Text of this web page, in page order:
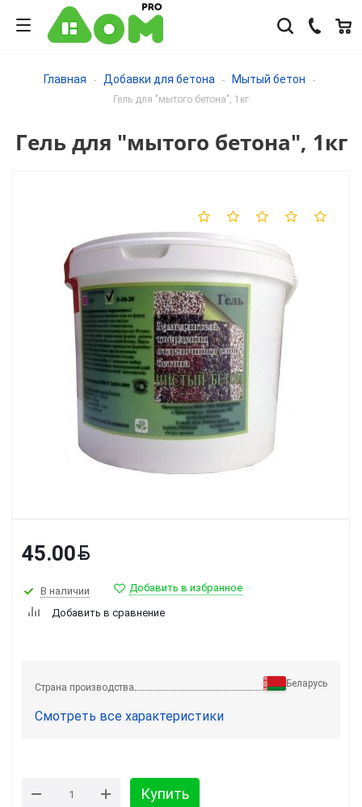
Главная - Добавки для бетона - Мытый бетон
-
Гель для "мытого бетона", 1кг
Гель для "мытого бетона", 1кг
45.00
В наличии Добавить в избранное
Добавить в сравнение
Страна производства Беларусь
Смотреть все характеристики
Купить